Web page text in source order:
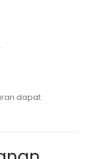
dapat